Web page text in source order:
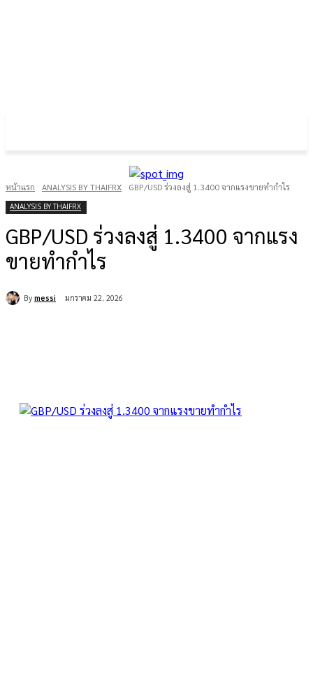
หน้าแรก ANALYSIS BY THAIFRX GBP/USD ร่วงลงสู่ 1.3400 จากแรงขายทำกำไร
ANALYSIS BY THAIFRX
GBP/USD ร่วงลงสู่ 1.3400 จากแรง
ขายทำกำไร
By messi มกราคม 22, 2026